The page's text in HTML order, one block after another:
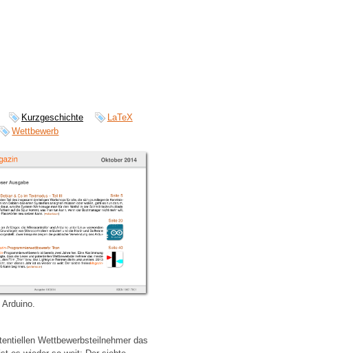
Kurzgeschichte
LaTeX
Wettbewerb
Wettbewerbsteilnehmer das